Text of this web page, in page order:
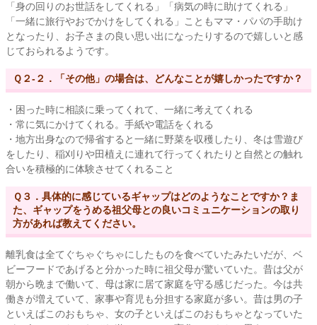
「身の回りのお世話をしてくれる」「病気の時に助けてくれる」
「一緒に旅行やおでかけをしてくれる」こともママ・パパの手助け
となったり、お子さまの良い思い出になったりするので嬉しいと感
じておられるようです。
Ｑ２-２．「その他」の場合は、どんなことが嬉しかったですか？
・困った時に相談に乗ってくれて、一緒に考えてくれる
・常に気にかけてくれる。手紙や電話をくれる
・地方出身なので帰省すると一緒に野菜を収穫したり、冬は雪遊び
をしたり、稲刈りや田植えに連れて行ってくれたりと自然との触れ
合いを積極的に体験させてくれること
Ｑ３．具体的に感じているギャップはどのようなことですか？ま
た、ギャップをうめる祖父母との良いコミュニケーションの取り
方があれば教えてください。
離乳食は全てぐちゃぐちゃにしたものを食べていたみたいだが、ベ
ビーフードであげると分かった時に祖父母が驚いていた。昔は父が
朝から晩まで働いて、母は家に居て家庭を守る感じだった。今は共
働きが増えていて、家事や育児も分担する家庭が多い。昔は男の子
といえばこのおもちゃ、女の子といえばこのおもちゃとなっていた